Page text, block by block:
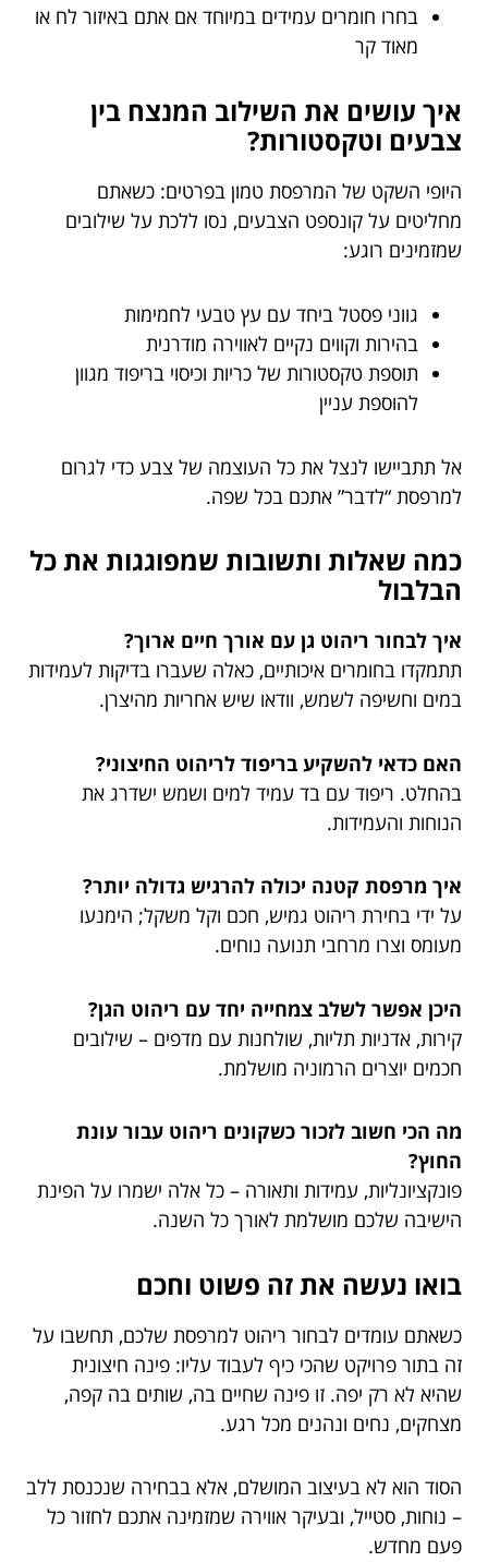
בחרו חומרים עמידים במיוחד אם אתם באיזור לח או
מאוד קר
איך עושים את השילוב המנצח בין
צבעים וטקסטורות?
היופי השקט של המרפסת טמון בפרטים: כשאתם
מחליטים על קונספט הצבעים, נסו ללכת על שילובים
שמזמינים רוגע:
גווני פסטל ביחד עם עץ טבעי לחמימות
בהירות וקווים נקיים לאווירה מודרנית
תוספת טקסטורות של כריות וכיסוי בריפוד מגוון
להוספת עניין
אל תתביישו לנצל את כל העוצמה של צבע כדי לגרום
למרפסת “לדבר” אתכם בכל שפה.
כמה שאלות ותשובות שמפוגגות את כל
הבלבול
איך לבחור ריהוט גן עם אורך חיים ארוך?
תתמקדו בחומרים איכותיים, כאלה שעברו בדיקות לעמידות
במים וחשיפה לשמש, וודאו שיש אחריות מהיצרן.
האם כדאי להשקיע בריפוד לריהוט החיצוני?
בהחלט. ריפוד עם בד עמיד למים ושמש ישדרג את
הנוחות והעמידות.
איך מרפסת קטנה יכולה להרגיש גדולה יותר?
על ידי בחירת ריהוט גמיש, חכם וקל משקל; הימנעו
מעומס וצרו מרחבי תנועה נוחים.
היכן אפשר לשלב צמחייה יחד עם ריהוט הגן?
קירות, אדניות תליות, שולחנות עם מדפים – שילובים
חכמים יוצרים הרמוניה מושלמת.
מה הכי חשוב לזכור כשקונים ריהוט עבור עונת
החוץ?
פונקציונליות, עמידות ותאורה – כל אלה ישמרו על הפינת
הישיבה שלכם מושלמת לאורך כל השנה.
בואו נעשה את זה פשוט וחכם
כשאתם עומדים לבחור ריהוט למרפסת שלכם, תחשבו על
זה בתור פרויקט שהכי כיף לעבוד עליו: פינה חיצונית
שהיא לא רק יפה. זו פינה שחיים בה, שותים בה קפה,
מצחקים, נחים ונהנים מכל רגע.
הסוד הוא לא בעיצוב המושלם, אלא בבחירה שנכנסת ללב
– נוחות, סטייל, ובעיקר אווירה שמזמינה אתכם לחזור כל
פעם מחדש.